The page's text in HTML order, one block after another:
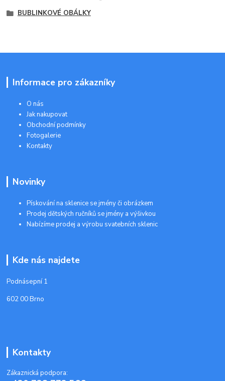
BUBLINKOVÉ OBÁLKY
Informace pro zákazníky
O nás
Jak nakupovat
Obchodní podmínky
Fotogalerie
Kontakty
Novinky
Pískování na sklenice se jmény či obrázkem
Prodej dětských ručníků se jmény a výšivkou
Nabízíme prodej a výrobu svatebních sklenic
Kde nás najdete
Podnásepní 1
602 00 Brno
Kontakty
Zákaznická podpora: